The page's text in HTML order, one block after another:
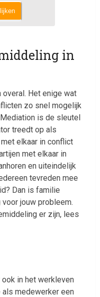
in
Het enige wat
zo snel mogelijk
is de sleutel
treedt op als
elkaar in conflict
met elkaar in
en uiteindelijk
tevreden mee
Dan is familie
jouw probleem.
er zijn, lees
in het werkleven
als medewerker een